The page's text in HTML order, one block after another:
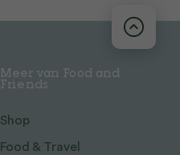
Meer van Food and
Friends
Shop
Food & Travel